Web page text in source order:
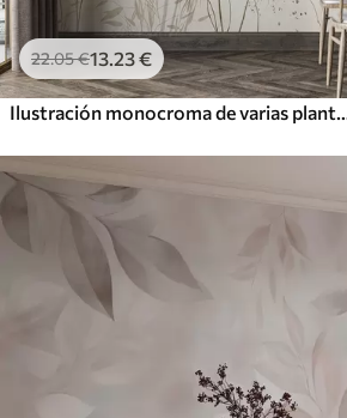
22.05€13 .23€